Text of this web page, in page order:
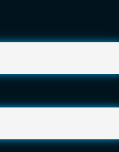
10,30 €
8,00 €